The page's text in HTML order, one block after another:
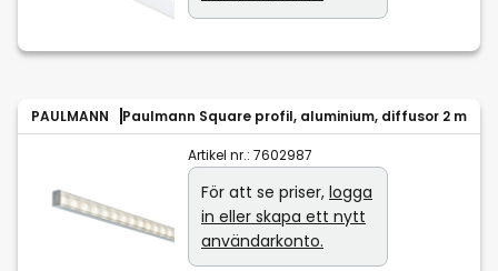
PAULMANN Paulmann Square profil, aluminium, diffusor 2 m
Artikel nr.: 7602987
För att se priser, logga
in eller skapa ett nytt
användarkonto.